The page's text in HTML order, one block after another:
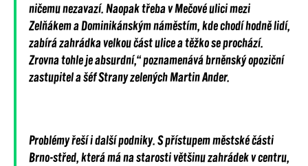
ničemu nezavazí. Naopak třeba v Mečové ulici mezi
Zelňákem a Dominikánským náměstím, kde chodí hodně lidí,
zabírá zahrádka velkou část ulice a těžko se prochází.
Zrovna tohle je absurdní,“ poznamenávábrněnský opoziční
zastupitel a šéf Strany zelených Martin Ander.
Problémy řeší i další podniky. S přístupem městské části
Brno-střed, která má na starosti většinu zahrádek v centru,